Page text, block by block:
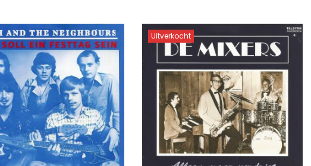
Uitverkocht